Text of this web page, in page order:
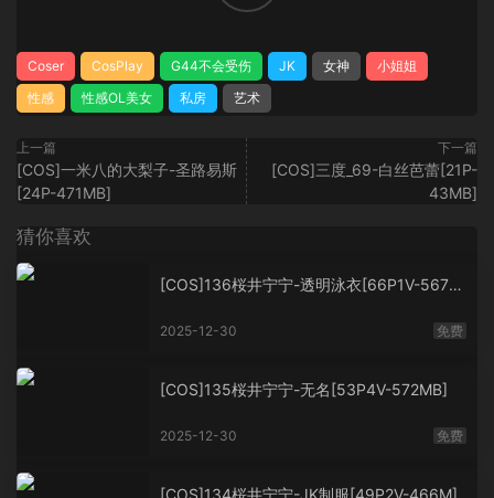
Coser CosPlay G44不会受伤 JK 女神
小姐姐
性感
性感OL美女 私房 艺术
上一篇
[COS]一米八的大梨子-圣路易斯
[24P-471MB]
下一篇
[COS]三度_69-白丝芭蕾[21P-
43MB]
猜你喜欢
[COS]136桜井宁宁-透明泳衣[66P1V-567M
2025-12-30 免费
[COS]135桜井宁宁-无名[53P4V-572MB]
2025-12-30 免费
[COS]134桜井宁宁-JK制服[49P2V-466M]